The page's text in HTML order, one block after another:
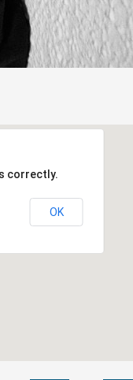
correctly.
OK